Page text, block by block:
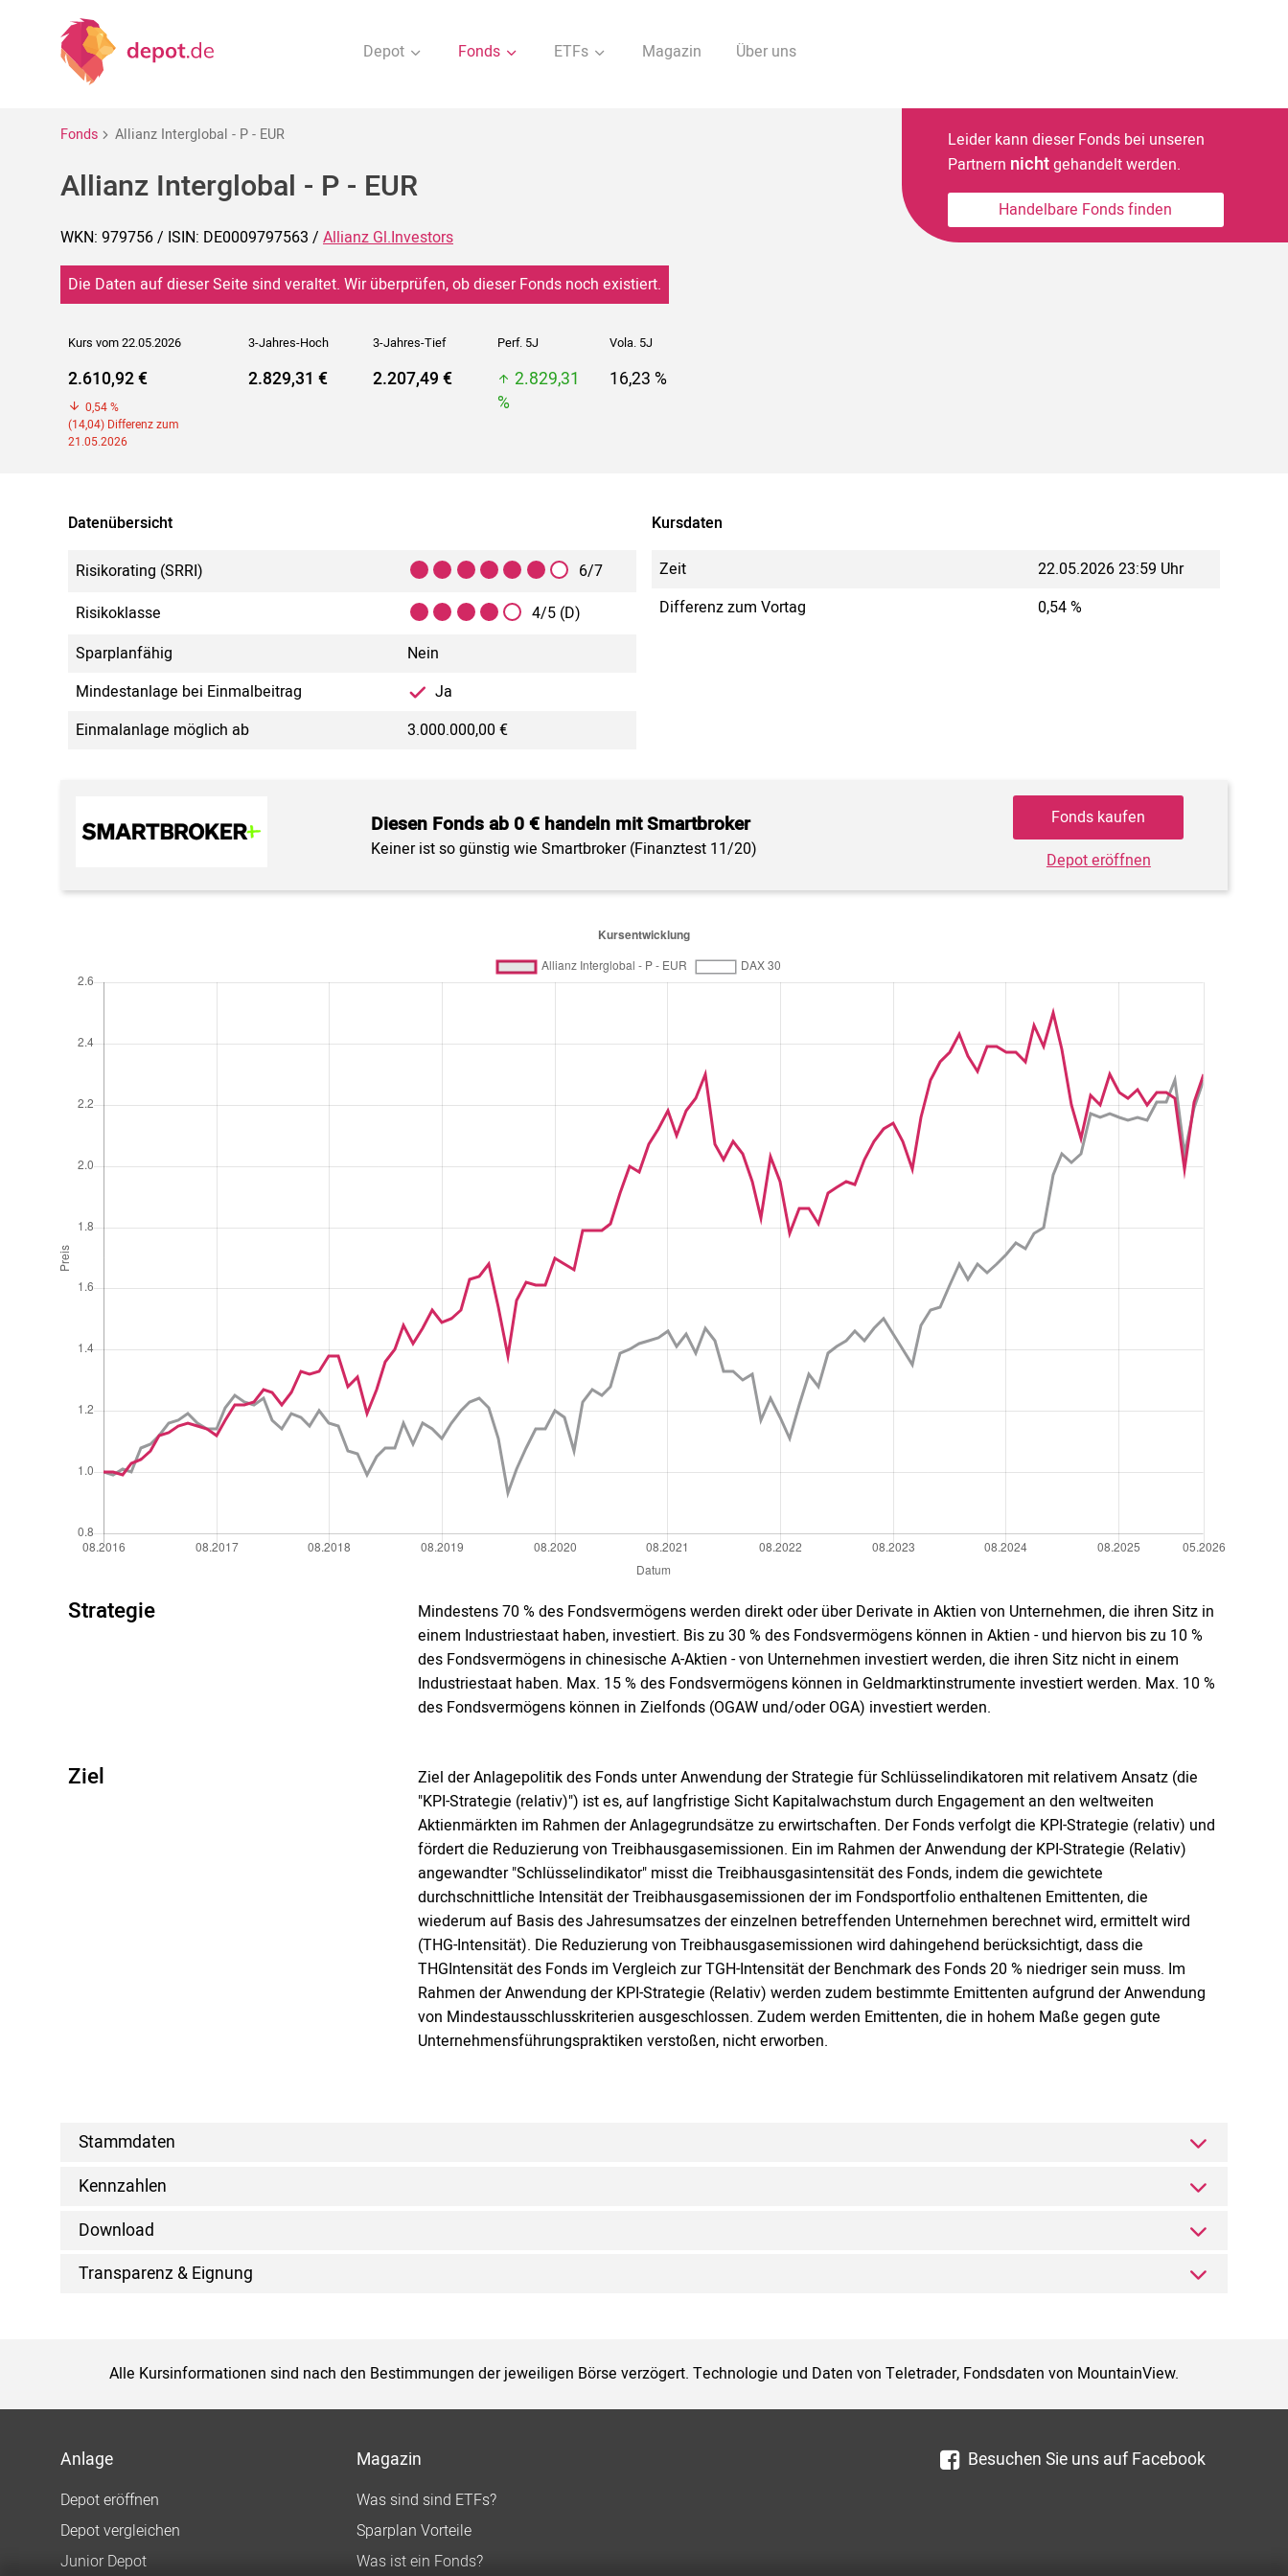
Depot Fonds ETFs Magazin Über uns
Fonds Allianz Interglobal - P - EUR
Allianz Interglobal - P - EUR
WKN: 979756 / ISIN: DE0009797563 / Allianz Gl.Investors
Die Daten auf dieser Seite sind veraltet. Wir überprüfen, ob dieser Fonds noch existiert.
Kurs vom 22.05.2026 3-Jahres-Hoch 3-Jahres-Tief Perf. 5J Vola. 5J
2.610,92 €
0,54 %
(14,04) Differenz zum
21.05.2026
2.829,31 € 2.207,49 €
2.829,31
%
16,23 %
Leider kann dieser Fonds bei unseren
Partnern nichtgehandelt werden.
Handelbare Fonds finden
Datenübersicht
Risikorating (SRRI)
6/7
Risikoklasse
4/5 (D)
Sparplanfähig
Nein
Mindestanlage bei Einmalbeitrag
Ja
Einmalanlage möglich ab
3.000.000,00 €
Kursdaten
Zeit
22.05.2026 23:59 Uhr
Differenz zum Vortag
0,54 %
Diesen Fonds ab 0 € handeln mit Smartbroker
Keiner ist so günstig wie Smartbroker (Finanztest 11/20)
Fonds kaufen
Depot eröffnen
Strategie
Mindestens 70 % des Fondsvermögens werden direkt oder über Derivate in Aktien von Unternehmen, die ihren Sitz in
einem Industriestaat haben, investiert. Bis zu 30 % des Fondsvermögens können in Aktien - und hiervon bis zu 10 %
des Fondsvermögens in chinesische A-Aktien - von Unternehmen investiert werden, die ihren Sitz nicht in einem
Industriestaat haben. Max. 15 % des Fondsvermögens können in Geldmarktinstrumente investiert werden. Max. 10 %
des Fondsvermögens können in Zielfonds (OGAW und/oder OGA) investiert werden.
Ziel
Ziel der Anlagepolitik des Fonds unter Anwendung der Strategie für Schlüsselindikatoren mit relativem Ansatz (die
"KPI-Strategie (relativ)") ist es, auf langfristige Sicht Kapitalwachstum durch Engagement an den weltweiten
Aktienmärkten im Rahmen der Anlagegrundsätze zu erwirtschaften. Der Fonds verfolgt die KPI-Strategie (relativ) und
fördert die Reduzierung von Treibhausgasemissionen. Ein im Rahmen der Anwendung der KPI-Strategie (Relativ)
angewandter "Schlüsselindikator" misst die Treibhausgasintensität des Fonds, indem die gewichtete
durchschnittliche Intensität der Treibhausgasemissionen der im Fondsportfolio enthaltenen Emittenten, die
wiederum auf Basis des Jahresumsatzes der einzelnen betreffenden Unternehmen berechnet wird, ermittelt wird
(THG-Intensität). Die Reduzierung von Treibhausgasemissionen wird dahingehend berücksichtigt, dass die
THGIntensität des Fonds im Vergleich zur TGH-Intensität der Benchmark des Fonds 20 % niedriger sein muss. Im
Rahmen der Anwendung der KPI-Strategie (Relativ) werden zudem bestimmte Emittenten aufgrund der Anwendung
von Mindestausschlusskriterien ausgeschlossen. Zudem werden Emittenten, die in hohem Maße gegen gute
Unternehmensführungspraktiken verstoßen, nicht erworben.
Stammdaten
Kennzahlen
Download
Transparenz & Eignung
Alle Kursinformationen sind nach den Bestimmungen der jeweiligen Börse verzögert. Technologie und Daten von Teletrader, Fondsdaten von MountainView.
Anlage
Depot eröffnen
Depot vergleichen
Junior Depot
Magazin
Was sind sind ETFs?
Sparplan Vorteile
Was ist ein Fonds?
Besuchen Sie uns auf Facebook